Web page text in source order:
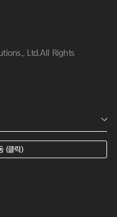
Ltd.All Rights
(클릭)